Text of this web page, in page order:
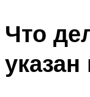
Что